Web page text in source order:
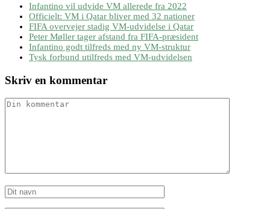
Infantino vil udvide VM allerede fra 2022
Officielt: VM i Qatar bliver med 32 nationer
FIFA overvejer stadig VM-udvidelse i Qatar
Peter Møller tager afstand fra FIFA-præsident
Infantino godt tilfreds med ny VM-struktur
Tysk forbund utilfreds med VM-udvidelsen
Skriv en kommentar